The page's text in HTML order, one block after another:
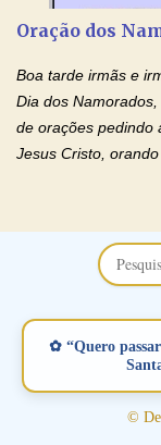
separados, devido
relacionamento e
casal. Vamos orar
Deus). "Senhor
Oração dos
Boa tarde irmãs e
Dia dos
de orações pedindo
Jesus Cristo,
maravilhosos
esta abençoada
vamos juntos
verdadeiro, ou que
amoroso, creia na
Santo Antonio!
junto a Jesus!
✿ “Quero
©